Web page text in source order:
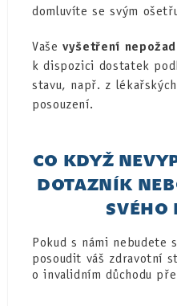
domluvíte se svým
Vaševyšetření
k dispozici dostatek
stavu, např. z
posouzení.
CO KDYŽ
DOTAZNÍK
SVÉHO
Pokud s námi nebudete
posoudit váš zdravotní
o invalidním důchodu